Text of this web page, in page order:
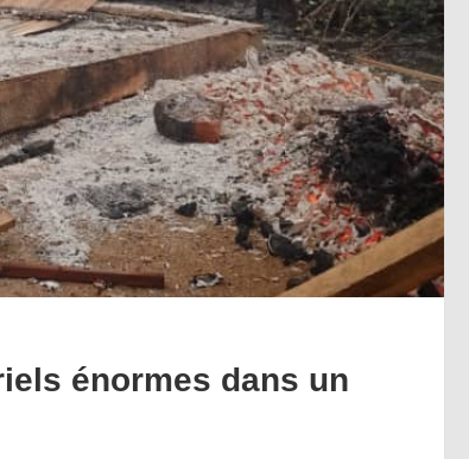
énormes dans un